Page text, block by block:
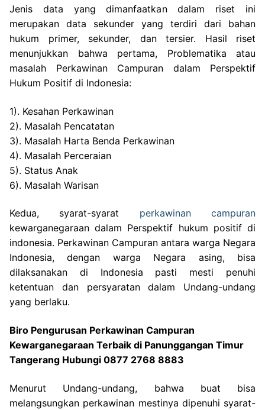
Jenis data yang dimanfaatkan dalam riset ini
merupakan data sekunder yang terdiri dari bahan
hukum primer, sekunder, dan tersier. Hasil riset
menunjukkan bahwa pertama, Problematika atau
masalah Perkawinan Campuran dalam Perspektif
Hukum Positif di Indonesia:
1). Kesahan Perkawinan
2). Masalah Pencatatan
3). Masalah Harta Benda Perkawinan
4). Masalah Perceraian
5). Status Anak
6). Masalah Warisan
Kedua, syarat-syarat perkawinan campuran
kewarganegaraan dalam Perspektif hukum positif di
indonesia. Perkawinan Campuran antara warga Negara
Indonesia, dengan warga Negara asing, bisa
dilaksanakan di Indonesia pasti mesti penuhi
ketentuan dan persyaratan dalam Undang-undang
yang berlaku.
Biro Pengurusan Perkawinan Campuran
Kewarganegaraan Terbaik di Panunggangan Timur
Tangerang Hubungi 0877 2768 8883
Menurut Undang-undang, bahwa buat bisa
melangsungkan perkawinan mestinya dipenuhi syarat-